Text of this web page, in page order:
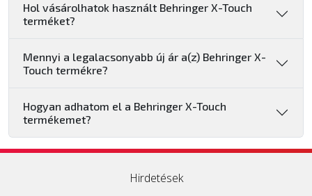
Hol vásárolhatok használt Behringer X-Touch
terméket?
Mennyi a legalacsonyabb új ár a(z) Behringer X-
Touch termékre?
Hogyan adhatom el a Behringer X-Touch
termékemet?
Hirdetések